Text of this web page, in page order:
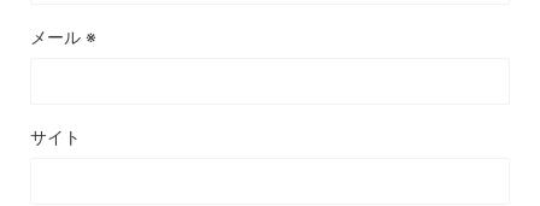
メール ※
サイト